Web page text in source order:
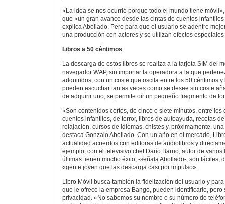
«La idea se nos ocurrió porque todo el mundo tiene
que «un gran avance desde las cintas de cuentos
explica Abollado. Pero para que el usuario se adentre
una producción con actores y se utilizan efectos
Libros a 50 céntimos
La descarga de estos libros se realiza a la tarjeta SIM del
navegador WAP, sin importar la operadora a la que
adquiridos, con un coste que oscila entre los 50 céntimos
pueden escuchar tantas veces como se desee sin coste
de adquirir uno, se permite oír un pequeño fragmento de
«Son contenidos cortos, de cinco o siete minutos, entre
cuentos infantiles, de terror, libros de autoayuda, recetas
relajación, cursos de idiomas, chistes y, próximamente,
destaca Gonzalo Abollado. Con un año en el mercado,
actualidad acuerdos con editoras de audiolibros y
ejemplo, con el televisivo chef Darío Barrio, autor de varios
últimas tienen mucho éxito, -señala Abollado-, son fáciles,
«gente joven que las descarga casi por impulso».
Libro Móvil busca también la fidelización del usuario y
que le ofrece la empresa Bango, pueden identificarle, pero
privacidad. «No sabemos su nombre o su número de